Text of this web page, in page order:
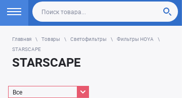
Главная Товары Светофильтры
Фильтры HOYA
STARSCAPE
STARSCAPE
Все